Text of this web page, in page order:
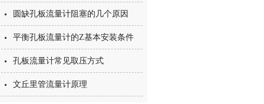
圆缺孔板流量计阻塞的几个原因
平衡孔板流量计的Z基本安装条件
孔板流量计常见取压方式
文丘里管流量计原理